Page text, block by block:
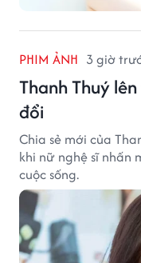
PHIM ẢNH 3 giờ
Thanh Thuý
đổi
Chia sẻ mới của
khi nữ nghệ sĩ nhấn
cuộc sống.